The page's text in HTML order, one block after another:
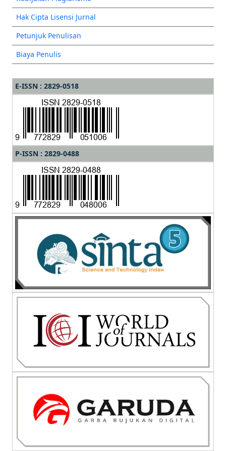
Hak Cipta Lisensi Jurnal
Petunjuk Penulisan
Biaya Penulis
E-ISSN : 2829-0518
P-ISSN : 2829-0488